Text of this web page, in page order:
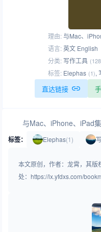
理由:与Mac、
语言:英文 English
分类: 写作工具
标签: Elephas (1),
直达链接
与Mac、iPhone、iPad
标签： Elephas(1)
本文原创，作者：龙霄，其
处：https://lx.yfdxs.com/